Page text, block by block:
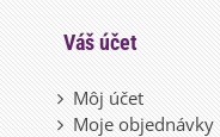
Váš účet
Môj účet
Moje objednávky